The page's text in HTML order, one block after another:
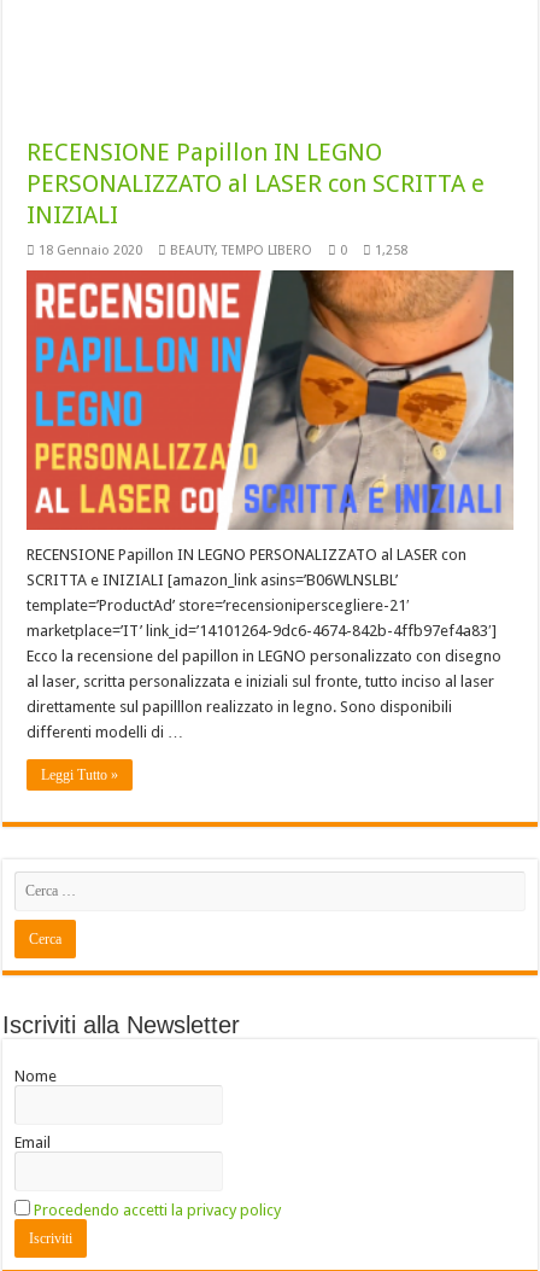
RECENSIONE Papillon IN LEGNO
PERSONALIZZATO al LASER con SCRITTA e
INIZIALI
18 Gennaio 2020 BEAUTY,TEMPO LIBERO 0 1,258
RECENSIONE Papillon IN LEGNO PERSONALIZZATO al LASER con
SCRITTA e INIZIALI [amazon_link asins=’B06WLNSLBL’
template=’ProductAd’ store=’recensioniperscegliere-21′
marketplace=’IT’ link_id=’14101264-9dc6-4674-842b-4ffb97ef4a83′]
Ecco la recensione del papillon in LEGNO personalizzato con disegno
al laser, scritta personalizzata e iniziali sul fronte, tutto inciso al laser
direttamente sul papilllon realizzato in legno. Sono disponibili
differenti modelli di …
Leggi Tutto »
Iscriviti alla Newsletter
Nome
Email
Procedendo accetti la privacy policy